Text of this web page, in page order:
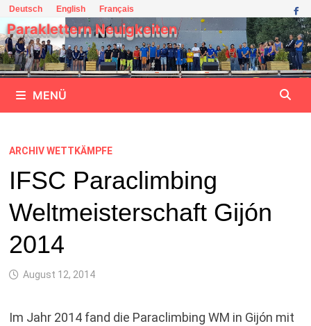
Zum
Inhalt
springen
Deutsch English Français
Paraklettern Neuigkeiten
MENÜ
ARCHIV WETTKÄMPFE
IFSC Paraclimbing
Weltmeisterschaft Gijón
2014
August 12, 2014
Im Jahr 2014 fand die Paraclimbing WM in Gijón mit